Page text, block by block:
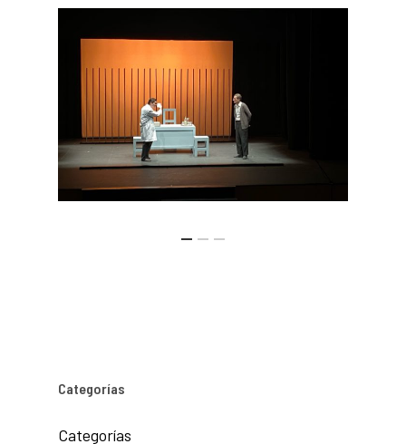
Categorías
Categorías